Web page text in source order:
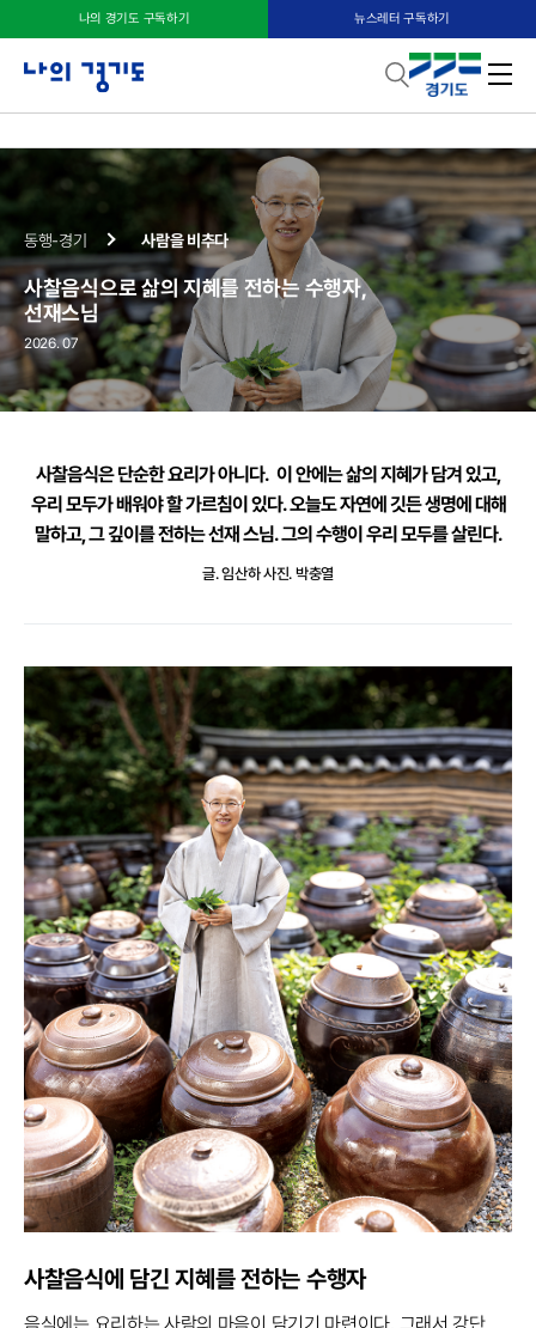
나의 경기도 구독하기 뉴스레터 구독하기
사찰음식으로 삶의 지혜를 전하는 수행자, 선재스님
동행-경기 사람을 비추다
사찰음식으로 삶의 지혜를 전하는 수행자,
선재스님
2026. 07
사찰음식은 단순한 요리가 아니다. 이 안에는 삶의 지혜가 담겨 있고,
우리 모두가 배워야 할 가르침이 있다. 오늘도 자연에 깃든 생명에 대해
말하고,그 깊이를 전하는 선재 스님. 그의 수행이 우리 모두를 살린다.
글. 임산하사진. 박충열
사찰음식에 담긴 지혜를 전하는 수행자